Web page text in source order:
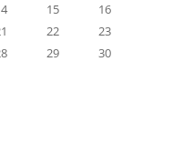
15
16
22
23
29
30